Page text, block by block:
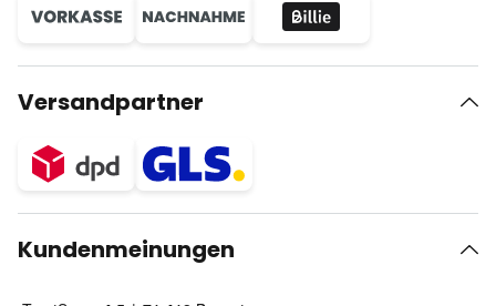
Versandpartner
Kundenmeinungen